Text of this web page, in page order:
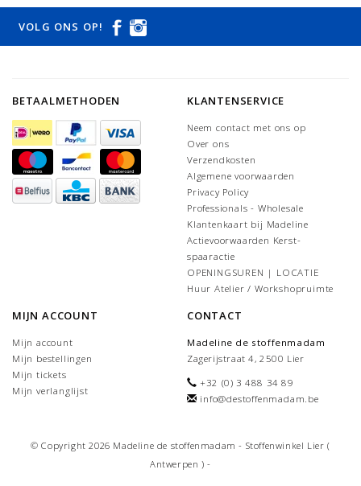
VOLG ONS OP!
BETAALMETHODEN KLANTENSERVICE
Neem contact met ons op
Over ons
Verzendkosten
Algemene voorwaarden
Privacy Policy
Professionals - Wholesale
Klantenkaart bij Madeline
Actievoorwaarden Kerst-
spaaractie
OPENINGSUREN | LOCATIE
Huur Atelier / Workshopruimte
MIJN ACCOUNT
Mijn account
Mijn bestellingen
Mijn tickets
Mijn verlanglijst
CONTACT
Madeline de stoffenmadam
Zagerijstraat 4, 2500 Lier
+32 (0) 3 488 34 89
info@destoffenmadam.be
© Copyright 2026 Madeline de stoffenmadam - Stoffenwinkel Lier (
Antwerpen ) -